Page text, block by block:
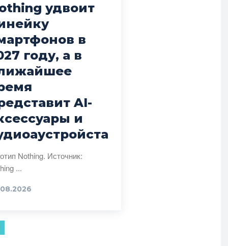
удвоит
в
году, а в
AI-
и
Nothing. Источник:
Nothing ...